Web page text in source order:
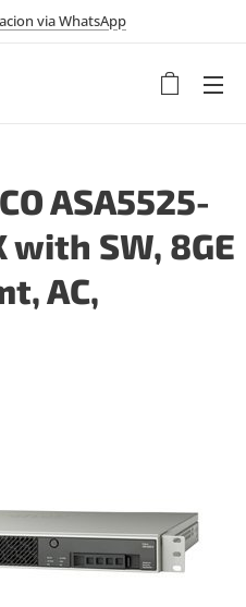
via WhatsApp
ASA5525-
with SW, 8GE
AC,